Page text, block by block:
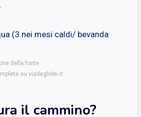
(3 nei mesi caldi/ bevanda
della fonte
su viadeglidei.it
il cammino?